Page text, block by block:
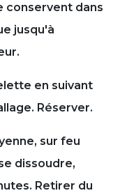
conservent dans
jusqu'à
en suivant
Réserver.
sur feu
dissoudre,
Retirer du